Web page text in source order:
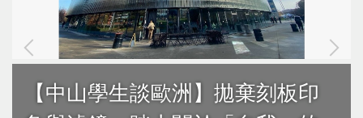
【中山學生談歐洲】拋棄刻板印